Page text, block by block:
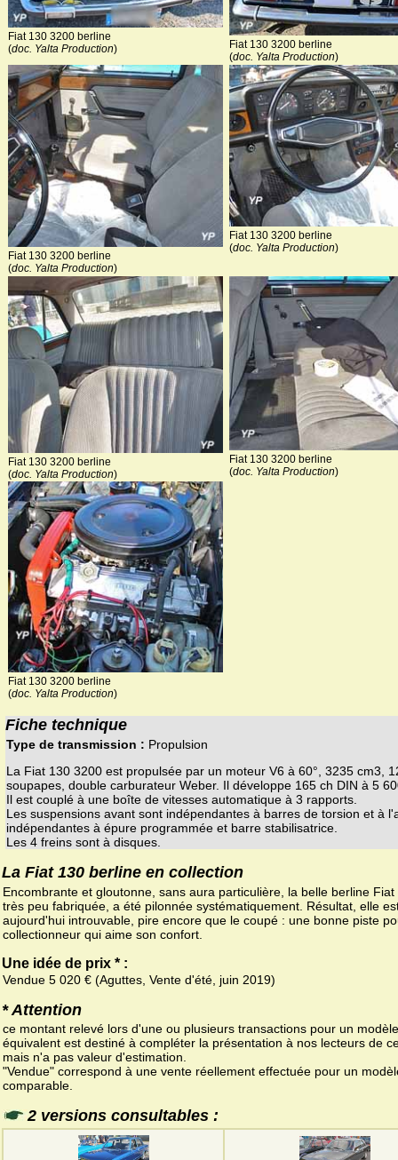
Fiat 130 3200 berline
(doc. Yalta Production)
Fiat 130 3200 berline
(doc. Yalta Production)
Fiat 130 3200 berline
(doc. Yalta Production)
Fiat 130 3200 berline
(doc. Yalta Production)
Fiat 130 3200 berline
(doc. Yalta Production)
Fiat 130 3200 berline
(doc. Yalta Production)
Fiat 130 3200 berline
(doc. Yalta Production)
Fiche technique
Type de transmission : Propulsion
La Fiat 130 3200 est propulsée par un moteur V6 à 60°, 3235 cm3,
soupapes, double carburateur Weber. Il développe 165 ch DIN à 5
Il est couplé à une boîte de vitesses automatique à 3 rapports.
Les suspensions avant sont indépendantes à barres de torsion et à
indépendantes à épure programmée et barre stabilisatrice.
Les 4 freins sont à disques.
La Fiat 130 berline en collection
Encombrante et gloutonne, sans aura particulière, la belle berline Fiat
très peu fabriquée, a été pilonnée systématiquement. Résultat, elle
aujourd'hui introuvable, pire encore que le coupé : une bonne piste
collectionneur qui aime son confort.
Une idée de prix * :
Vendue 5 020 € (Aguttes, Vente d'été, juin 2019)
* Attention
ce montant relevé lors d'une ou plusieurs transactions pour un modèle
équivalent est destiné à compléter la présentation à nos lecteurs de
mais n'a pas valeur d'estimation.
"Vendue" correspond à une vente réellement effectuée pour un
comparable.
2 versions consultables :